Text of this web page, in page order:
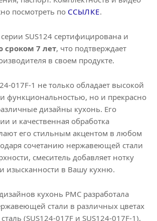
посмотреть по ССЫЛКЕ.
SUS124 сертифицирована и
сроком 7 лет, что подтверждает
в своем продукте.
017F-1 не только обладает высокой
функциональностью, но и прекрасно
дизайны кухонь. Его
и качественная обработка
его стильным акцентом в любом
сочетанию нержавеющей стали
смеситель добавляет нотку
изысканности в Вашу кухню.
кухонь РМС разработала
стали в различных цветах
(SUS124-017F и SUS124-017F-1),